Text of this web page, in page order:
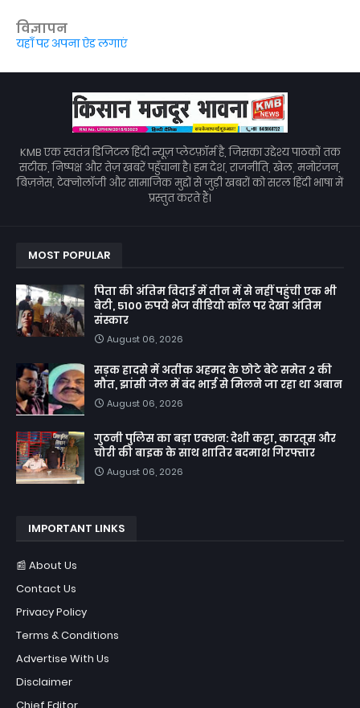
विज्ञापन
यहाँ पर अपना ऐड लगाएं
KMB एक स्वतंत्र डिजिटल हिंदी न्यूज़ प्लेटफ़ॉर्म है, जिसका उद्देश्य पाठकों तक
सटीक, निष्पक्ष और तेज़ खबरें पहुँचाना है। हम देश, राजनीति, खेल, मनोरंजन,
बिज़नेस, टेक्नोलॉजी और सामाजिक मुद्दों से जुड़ी खबरों को सरल हिंदी भाषा में
प्रस्तुत करते हैं।
MOST POPULAR
पिता की अंतिम विदाई में तीन में से नहीं पहुंची एक भी
बेटी, 5100 रुपये भेज वीडियो कॉल पर देखा अंतिम
संस्कार
August 06, 2026
सड़क हादसे में अतीक अहमद के छोटे बेटे समेत 2 की
मौत, झांसी जेल में बंद भाई से मिलने जा रहा था अबान
August 06, 2026
गुठनी पुलिस का बड़ा एक्शन: देशी कट्टा, कारतूस और
चोरी की बाइक के साथ शातिर बदमाश गिरफ्तार
August 06, 2026
IMPORTANT LINKS
📰 About Us
Contact Us
Privacy Policy
Terms & Conditions
Advertise With Us
Disclaimer
Chief Editor